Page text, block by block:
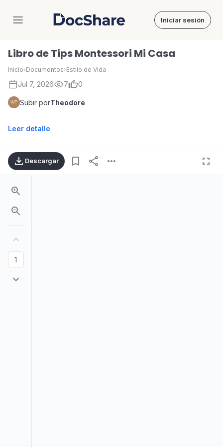
DocShare Iniciar sesión
Libro de Tips Montessori Mi Casa
Inicio›Documentos›Estilo de Vida
Jul 7, 2026 7 0
Subir porTheodore
Leer detalle
Descargar